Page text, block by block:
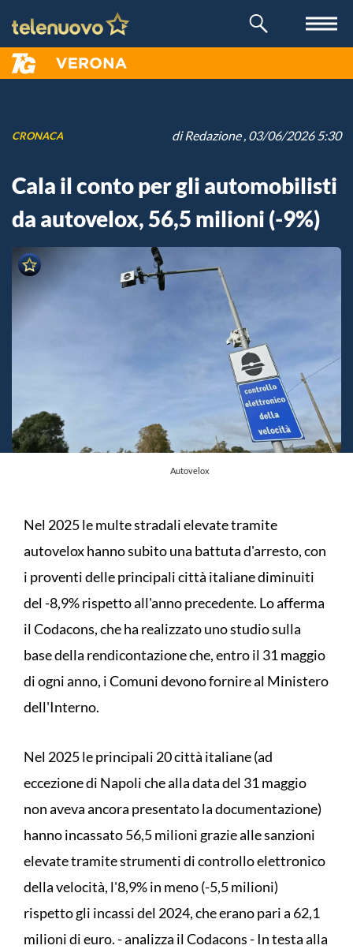
CRONACA diRedazione, 03/06/2026 5:30
Cala il conto per gli automobilisti
da autovelox, 56,5 milioni (-9%)
Autovelox
Nel 2025 le multe stradali elevate tramite
autovelox hanno subito una battuta d'arresto, con
i proventi delle principali città italiane diminuiti
del -8,9% rispetto all'anno precedente. Lo afferma
il Codacons, che ha realizzato uno studio sulla
base della rendicontazione che, entro il 31 maggio
di ogni anno, i Comuni devono fornire al Ministero
dell'Interno.
Nel 2025 le principali 20 città italiane (ad
eccezione di Napoli che alla data del 31 maggio
non aveva ancora presentato la documentazione)
hanno incassato 56,5 milioni grazie alle sanzioni
elevate tramite strumenti di controllo elettronico
della velocità, l'8,9% in meno (-5,5 milioni)
rispetto gli incassi del 2024, che erano pari a 62,1
milioni di euro. - analizza il Codacons - In testa alla